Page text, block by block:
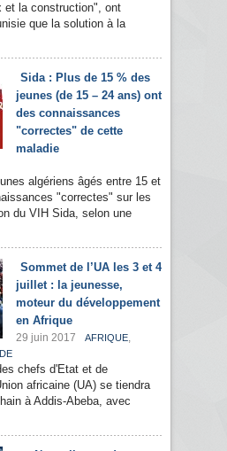
et la construction", ont
que la solution à la
Sida : Plus de 15 % des
jeunes (de 15 – 24 ans) ont
des connaissances
"correctes" de cette
maladie
algériens âgés entre 15 et
"correctes" sur les
du VIH Sida, selon une
Sommet de l’UA les 3 et 4
juillet : la jeunesse,
moteur du développement
en Afrique
29 juin 2017 AFRIQUE,
chefs d'Etat et de
africaine (UA) se tiendra
à Addis-Abeba, avec